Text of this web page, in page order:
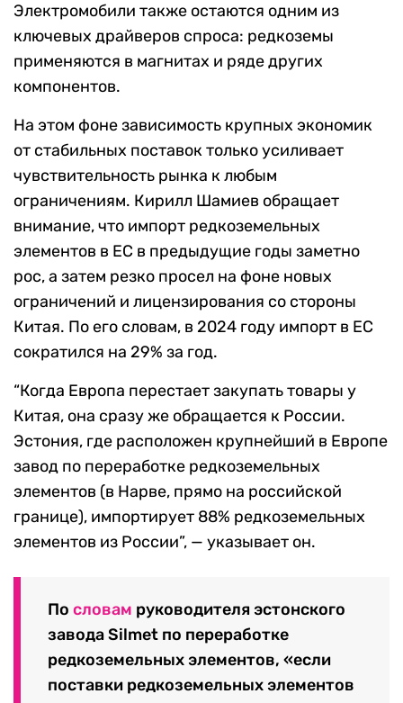
Электромобили также остаются одним из
ключевых драйверов спроса: редкоземы
применяются в магнитах и ряде других
компонентов.
На этом фоне зависимость крупных экономик
от стабильных поставок только усиливает
чувствительность рынка к любым
ограничениям. Кирилл Шамиев обращает
внимание, что импорт редкоземельных
элементов в ЕС в предыдущие годы заметно
рос, а затем резко просел на фоне новых
ограничений и лицензирования со стороны
Китая. По его словам, в 2024 году импорт в ЕС
сократился на 29% за год.
“Когда Европа перестает закупать товары у
Китая, она сразу же обращается к России.
Эстония, где расположен крупнейший в Европе
завод по переработке редкоземельных
элементов (в Нарве, прямо на российской
границе), импортирует 88% редкоземельных
элементов из России”, — указывает он.
По словам руководителя эстонского
завода Silmet по переработке
редкоземельных элементов, «если
поставки редкоземельных элементов